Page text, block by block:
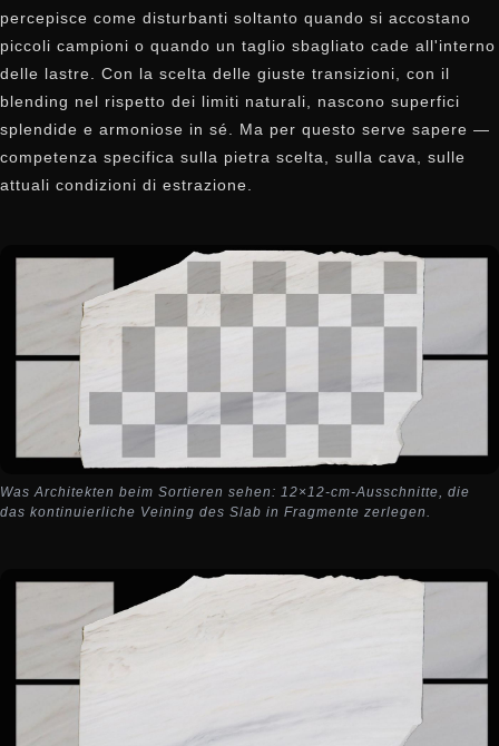
percepisce come disturbanti soltanto quando si accostano
piccoli campioni o quando un taglio sbagliato cade all'interno
delle lastre. Con la scelta delle giuste transizioni, con il
blending nel rispetto dei limiti naturali, nascono superfici
splendide e armoniose in sé. Ma per questo serve sapere —
competenza specifica sulla pietra scelta, sulla cava, sulle
attuali condizioni di estrazione.
Was Architekten beim Sortieren sehen: 12×12-cm-Ausschnitte, die
das kontinuierliche Veining des Slab in Fragmente zerlegen.